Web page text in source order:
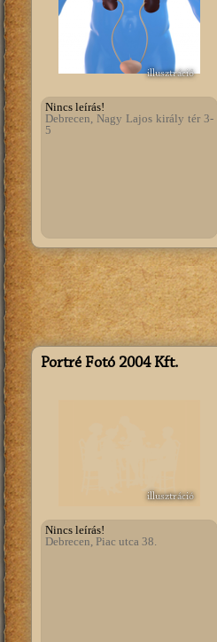
illusztráció
Nincs leírás!
Debrecen, Nagy Lajos király tér 3-
5
Portré Fotó 2004 Kft.
illusztráció
Nincs leírás!
Debrecen, Piac utca 38.